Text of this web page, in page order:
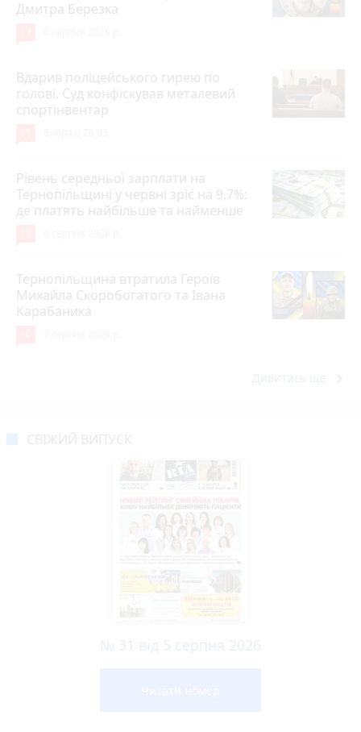
Дмитра Березка
Вдарив поліцейського гирею по
голові. Суд конфіскував металевий
спортінвентар
Рівень середньої зарплати на
Тернопільщині у червні зріс на 9,7%:
де платять найбільше та найменше
Тернопільщина втратила Героїв
Михайла Скоробогатого та Івана
Карабаника